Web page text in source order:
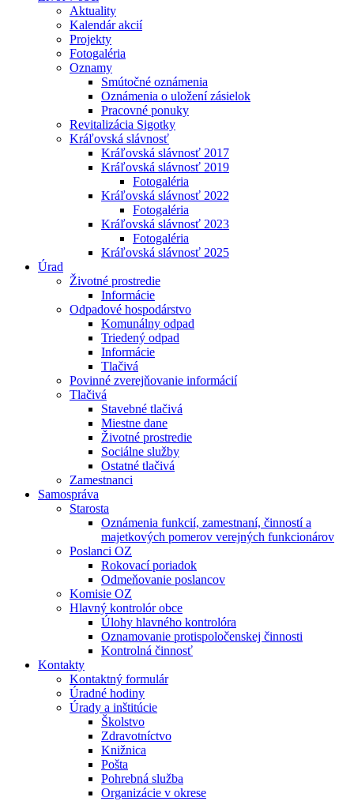
Aktuality
Kalendár akcií
Projekty
Fotogaléria
Oznamy
Smútočné oznámenia
Oznámenia o uložení zásielok
Pracovné ponuky
Revitalizácia Sigotky
Kráľovská slávnosť
Kráľovská slávnosť 2017
Kráľovská slávnosť 2019
Fotogaléria
Kráľovská slávnosť 2022
Fotogaléria
Kráľovská slávnosť 2023
Fotogaléria
Kráľovská slávnosť 2025
Úrad
Životné prostredie
Informácie
Odpadové hospodárstvo
Komunálny odpad
Triedený odpad
Informácie
Tlačivá
Povinné zverejňovanie informácií
Tlačivá
Stavebné tlačivá
Miestne dane
Životné prostredie
Sociálne služby
Ostatné tlačivá
Zamestnanci
Samospráva
Starosta
Oznámenia funkcií, zamestnaní, činností a
majetkových pomerov verejných funkcionárov
Poslanci OZ
Rokovací poriadok
Odmeňovanie poslancov
Komisie OZ
Hlavný kontrolór obce
Úlohy hlavného kontrolóra
Oznamovanie protispoločenskej činnosti
Kontrolná činnosť
Kontakty
Kontaktný formulár
Úradné hodiny
Úrady a inštitúcie
Školstvo
Zdravotníctvo
Knižnica
Pošta
Pohrebná služba
Organizácie v okrese